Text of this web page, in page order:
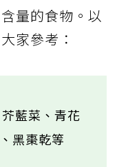
量的食物。以
家參考：
藍菜、青花
黑棗乾等